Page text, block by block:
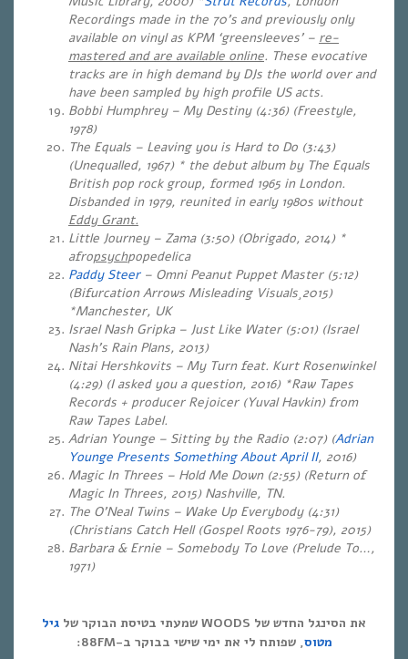
Recordings made in the 70’s and previously only
available on vinyl as KPM ‘greensleeves’ – re-
mastered and are available online. These evocative
tracks are in high demand by DJs the world over and
have been sampled by high profile US acts.
Bobbi Humphrey – My Destiny (4:36) (Freestyle,
1978)
The Equals – Leaving you is Hard to Do (3:43)
(Unequalled, 1967) * the debut album by The Equals
British pop rock group, formed 1965 in London.
Disbanded in 1979, reunited in early 1980s without
Eddy Grant.
Little Journey – Zama (3:50) (Obrigado, 2014) *
afropsychpopedelica
Paddy Steer– Omni Peanut Puppet Master (5:12)
(Bifurcation Arrows Misleading Visuals¸2015)
*Manchester, UK
Israel Nash Gripka – Just Like Water (5:01) (Israel
Nash’s Rain Plans, 2013)
Nitai Hershkovits – My Turn feat. Kurt Rosenwinkel
(4:29) (I asked you a question, 2016) *Raw Tapes
Records + producer Rejoicer (Yuval Havkin) from
Raw Tapes Label.
Adrian Younge – Sitting by the Radio (2:07) (Adrian
Younge Presents Something About April II, 2016)
Magic In Threes – Hold Me Down (2:55) (Return of
Magic In Threes, 2015) Nashville, TN.
The O’Neal Twins – Wake Up Everybody (4:31)
(Christians Catch Hell (Gospel Roots 1976-79), 2015)
Barbara & Ernie – Somebody To Love (Prelude To…,
1971)
את הסינגל החדש של WOODS שמעתי בטיסת הבוקר של
גיל
מטוס, שפותח לי את ימי שישי בבוקר ב-88FM: